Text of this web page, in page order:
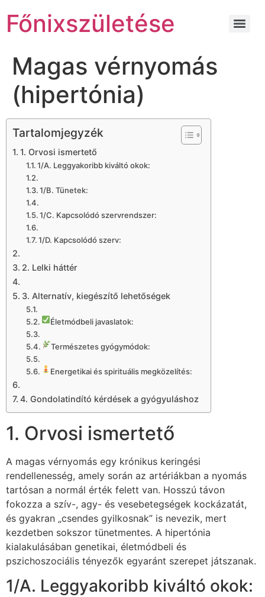
Főnixszületése
Magas vérnyomás
(hipertónia)
Tartalomjegyzék
1. Orvosi ismertető
1/A. Leggyakoribb kiváltó okok:
1/B. Tünetek:
1/C. Kapcsolódó szervrendszer:
1/D. Kapcsolódó szerv:
2. Lelki háttér
3. Alternatív, kiegészítő lehetőségek
Életmódbeli javaslatok:
Természetes gyógymódok:
Energetikai és spirituális megközelítés:
4. Gondolatindító kérdések a gyógyuláshoz
1. Orvosi ismertető
A magas vérnyomás egy krónikus keringési
rendellenesség, amely során az artériákban a nyomás
tartósan a normál érték felett van. Hosszú távon
fokozza a szív-, agy- és vesebetegségek kockázatát,
és gyakran „csendes gyilkosnak” is nevezik, mert
kezdetben sokszor tünetmentes. A hipertónia
kialakulásában genetikai, életmódbeli és
pszichoszociális tényezők egyaránt szerepet játszanak.
1/A. Leggyakoribb kiváltó okok: